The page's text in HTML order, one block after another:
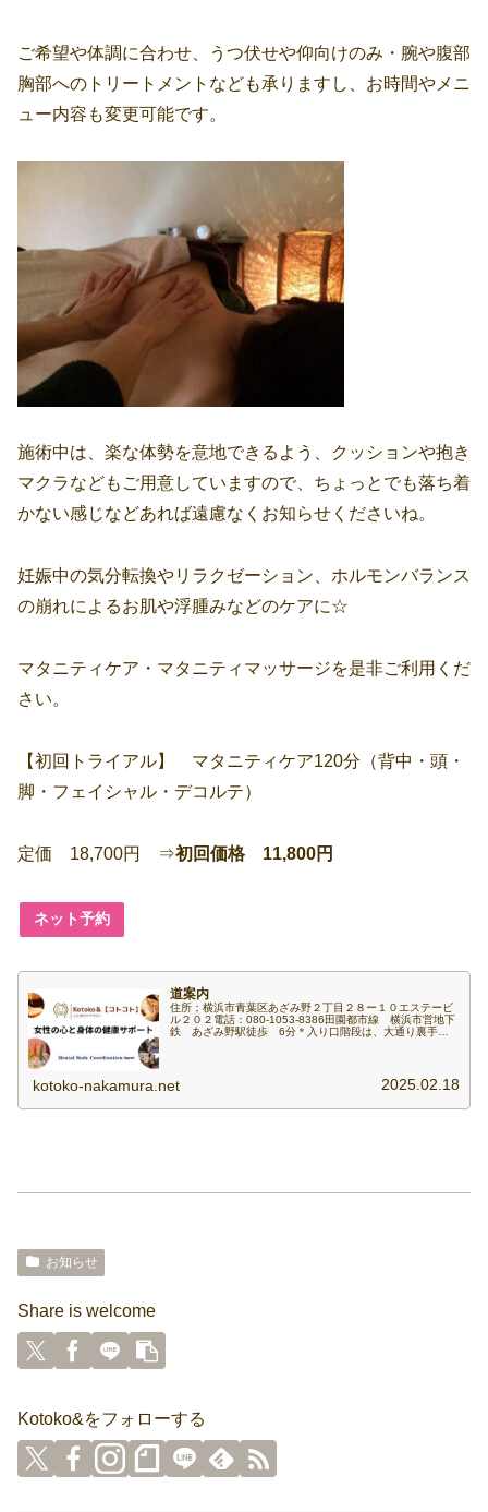
ご希望や体調に合わせ、うつ伏せや仰向けのみ・腕や腹部
胸部へのトリートメントなども承りますし、お時間やメニ
ュー内容も変更可能です。
施術中は、楽な体勢を意地できるよう、クッションや抱き
マクラなどもご用意していますので、ちょっとでも落ち着
かない感じなどあれば遠慮なくお知らせくださいね。
妊娠中の気分転換やリラクゼーション、ホルモンバランス
の崩れによるお肌や浮腫みなどのケアに☆
マタニティケア・マタニティマッサージを是非ご利用くだ
さい。
【初回トライアル】 マタニティケア120分（背中・頭・
脚・フェイシャル・デコルテ）
定価 18,700円 ⇒初回価格 11,800円
ネット予約
道案内
住所；横浜市青葉区あざみ野２丁目２８ー１０エステービ
ル２０２電話：080-1053-8386田園都市線 横浜市営地下
鉄 あざみ野駅徒歩 6分＊入り口階段は、大通り裏手に
kotoko-nakamura.net 2025.02.18
お知らせ
Share is welcome
Kotoko&をフォローする